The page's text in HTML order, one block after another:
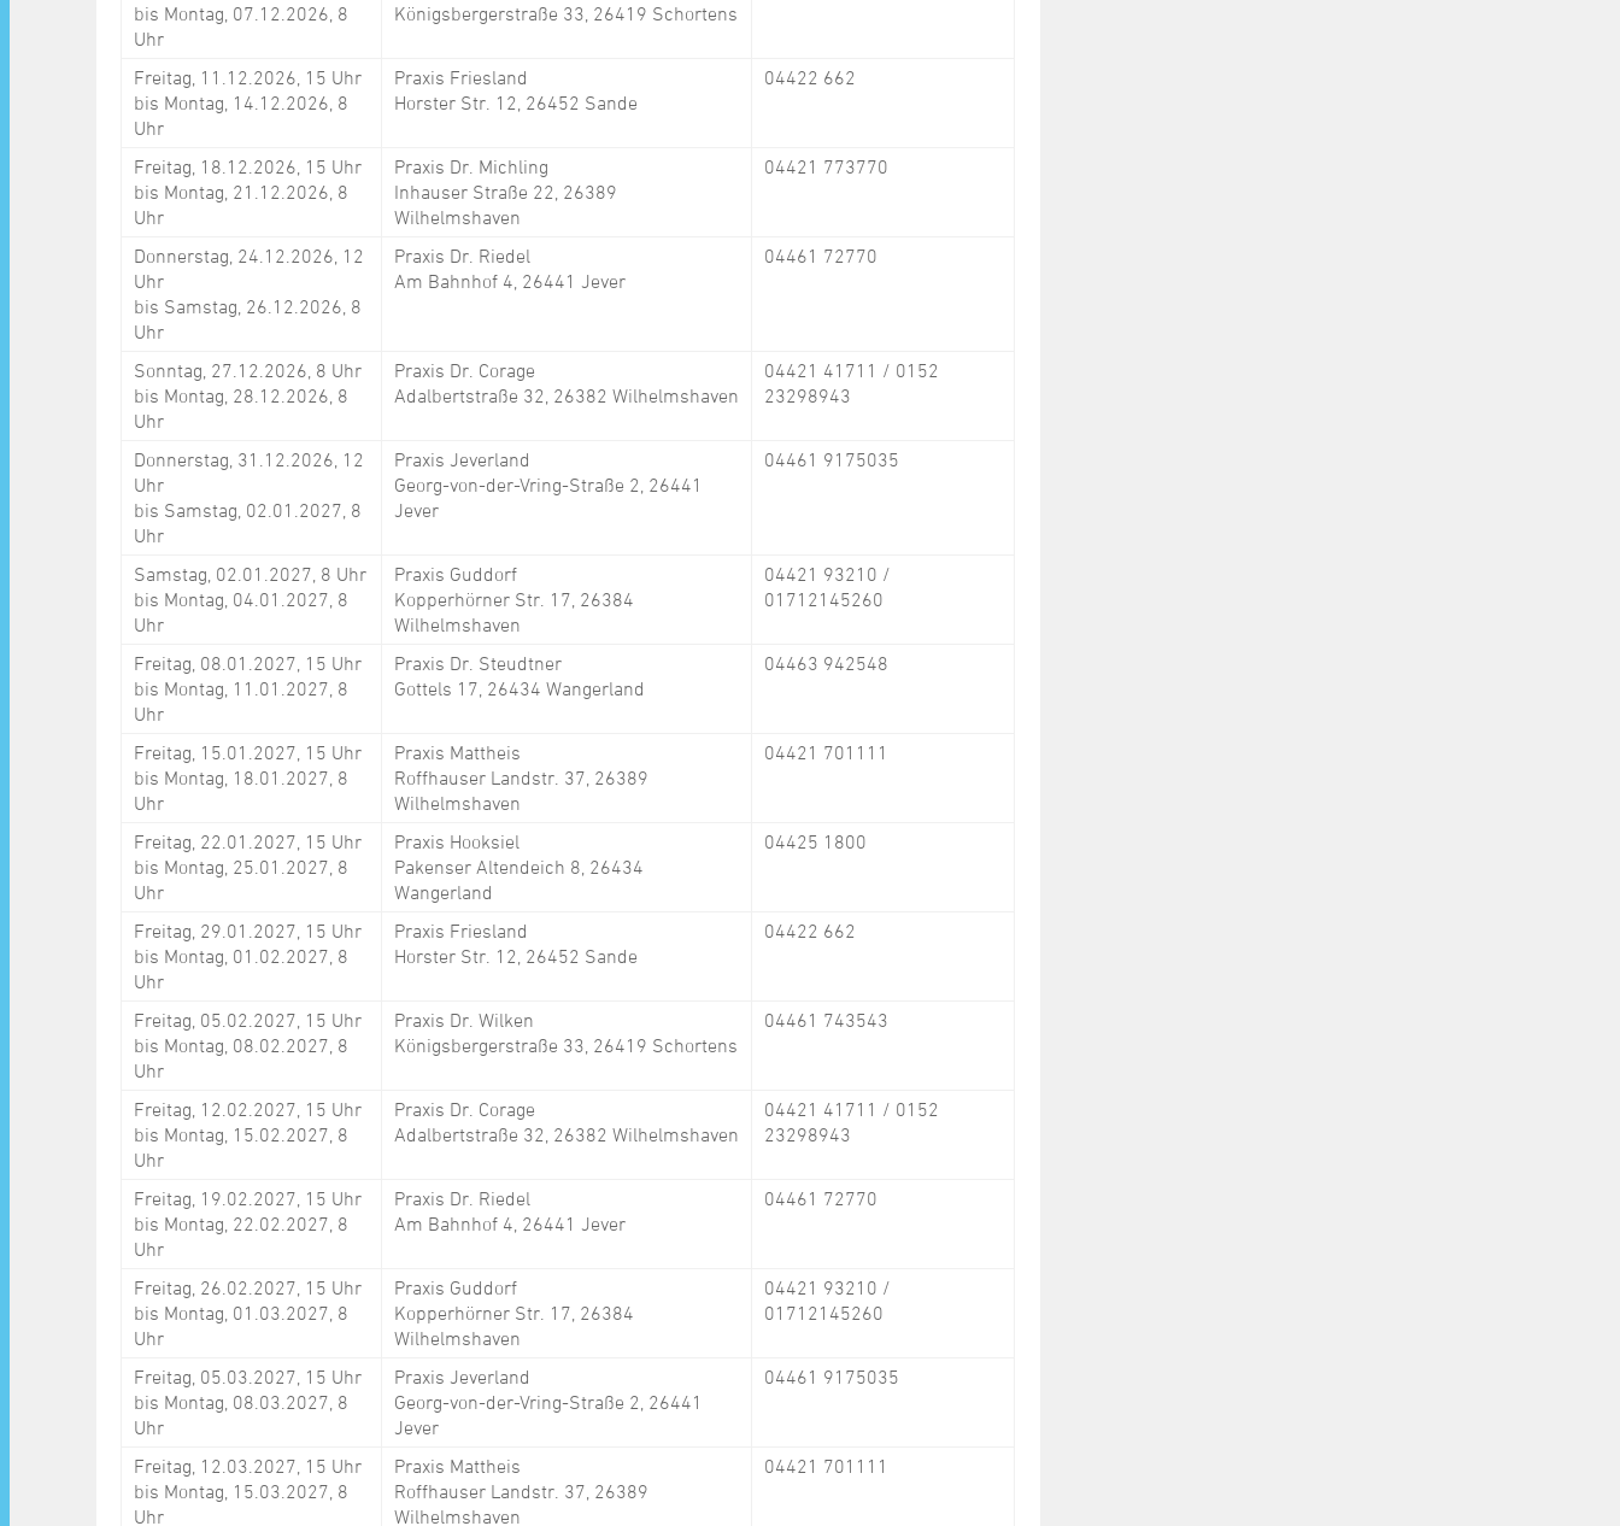
bis Montag, 07.12.2026, 8
Uhr
Königsbergerstraße 33, 26419 Schortens
Freitag, 11.12.2026, 15 Uhr
bis Montag, 14.12.2026, 8
Uhr
Praxis Friesland
Horster Str. 12, 26452 Sande
04422 662
Freitag, 18.12.2026, 15 Uhr
bis Montag, 21.12.2026, 8
Uhr
Praxis Dr. Michling
Inhauser Straße 22, 26389
Wilhelmshaven
04421 773770
Donnerstag, 24.12.2026, 12
Uhr
bis Samstag, 26.12.2026, 8
Uhr
Praxis Dr. Riedel
Am Bahnhof 4, 26441 Jever
04461 72770
Sonntag, 27.12.2026, 8 Uhr
bis Montag, 28.12.2026, 8
Uhr
Praxis Dr. Corage
Adalbertstraße 32, 26382 Wilhelmshaven
04421 41711 / 0152
23298943
Donnerstag, 31.12.2026, 12
Uhr
bis Samstag, 02.01.2027, 8
Uhr
Praxis Jeverland
Georg-von-der-Vring-Straße 2, 26441
Jever
04461 9175035
Samstag, 02.01.2027, 8 Uhr
bis Montag, 04.01.2027, 8
Uhr
Praxis Guddorf
Kopperhörner Str. 17, 26384
Wilhelmshaven
04421 93210 /
01712145260
Freitag, 08.01.2027, 15 Uhr
bis Montag, 11.01.2027, 8
Uhr
Praxis Dr. Steudtner
Gottels 17, 26434 Wangerland
04463 942548
Freitag, 15.01.2027, 15 Uhr
bis Montag, 18.01.2027, 8
Uhr
Praxis Mattheis
Roffhauser Landstr. 37, 26389
Wilhelmshaven
04421 701111
Freitag, 22.01.2027, 15 Uhr
bis Montag, 25.01.2027, 8
Uhr
Praxis Hooksiel
Pakenser Altendeich 8, 26434
Wangerland
04425 1800
Freitag, 29.01.2027, 15 Uhr
bis Montag, 01.02.2027, 8
Uhr
Praxis Friesland
Horster Str. 12, 26452 Sande
04422 662
Freitag, 05.02.2027, 15 Uhr
bis Montag, 08.02.2027, 8
Uhr
Praxis Dr. Wilken
Königsbergerstraße 33, 26419 Schortens
04461 743543
Freitag, 12.02.2027, 15 Uhr
bis Montag, 15.02.2027, 8
Uhr
Praxis Dr. Corage
Adalbertstraße 32, 26382 Wilhelmshaven
04421 41711 / 0152
23298943
Freitag, 19.02.2027, 15 Uhr
bis Montag, 22.02.2027, 8
Uhr
Praxis Dr. Riedel
Am Bahnhof 4, 26441 Jever
04461 72770
Freitag, 26.02.2027, 15 Uhr
bis Montag, 01.03.2027, 8
Uhr
Praxis Guddorf
Kopperhörner Str. 17, 26384
Wilhelmshaven
04421 93210 /
01712145260
Freitag, 05.03.2027, 15 Uhr
bis Montag, 08.03.2027, 8
Uhr
Praxis Jeverland
Georg-von-der-Vring-Straße 2, 26441
Jever
04461 9175035
Freitag, 12.03.2027, 15 Uhr
bis Montag, 15.03.2027, 8
Uhr
Praxis Mattheis
Roffhauser Landstr. 37, 26389
Wilhelmshaven
04421 701111